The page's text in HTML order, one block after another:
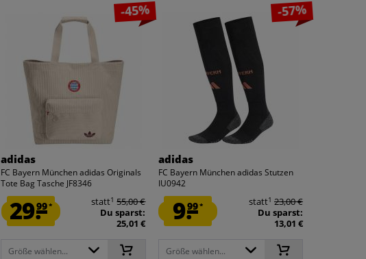
-45%
adidas
FC Bayern München adidas Originals
Tote Bag Tasche JF8346
29.99* statt1 55,00 €
Du sparst:
25,01 €
Größe wählen...
-57%
adidas
FC Bayern München adidas Stutzen
IU0942
9.99* statt1 23,00 €
Du sparst:
13,01 €
Größe wählen...